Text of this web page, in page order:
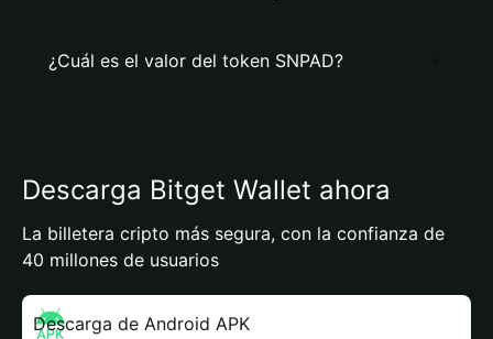
¿Cuál es el valor del token SNPAD?
Descarga Bitget Wallet ahora
La billetera cripto más segura, con la confianza de
40 millones de usuarios
Descarga de Android APK